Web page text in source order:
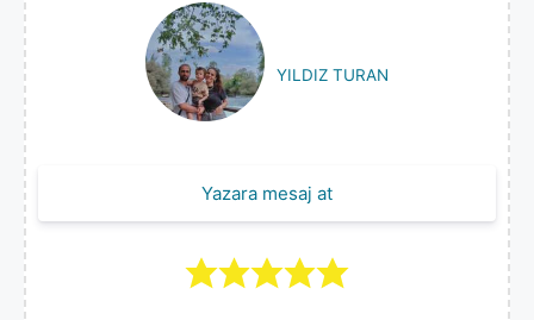
YILDIZ TURAN
Yazara mesaj at